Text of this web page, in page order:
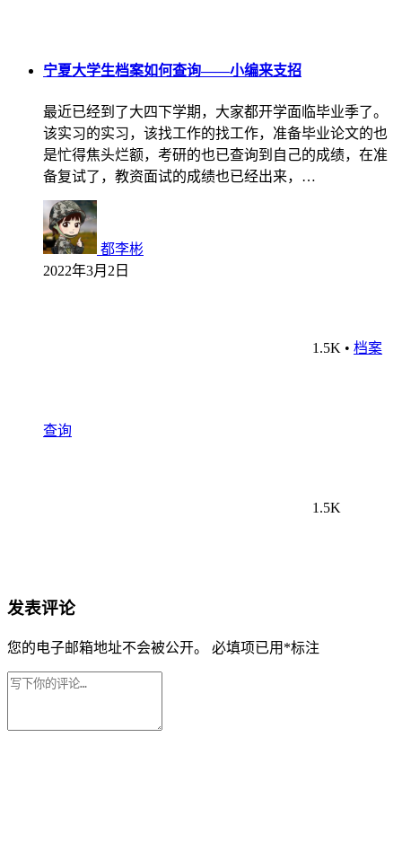
宁夏大学生档案如何查询——小编来支招
最近已经到了大四下学期，大家都开学面临毕业季了。
该实习的实习，该找工作的找工作，准备毕业论文的也
是忙得焦头烂额，考研的也已查询到自己的成绩，在准
备复试了，教资面试的成绩也已经出来，…
都李彬
2022年3月2日
1.5K • 档案
查询
1.5K
发表评论
您的电子邮箱地址不会被公开。 必填项已用 *标注